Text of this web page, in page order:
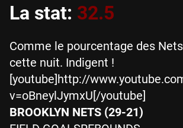
La stat: 32.5
Comme le pourcentage des
cette nuit. Indigent !
[youtube]http://
v=oBneylJymxU[/youtube]
BROOKLYN NETS (29-21)